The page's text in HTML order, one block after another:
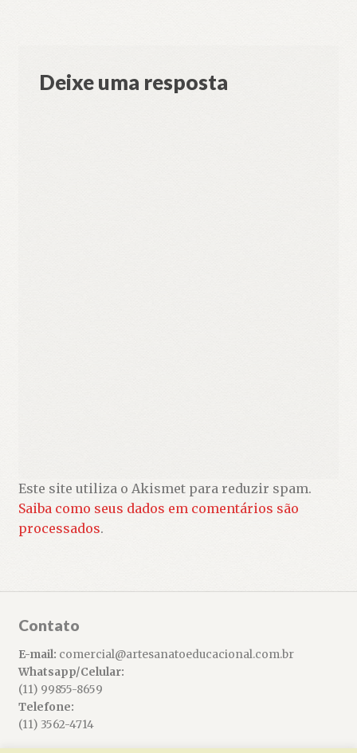
Deixe uma resposta
Este site utiliza o Akismet para reduzir spam.
Saiba como seus dados em comentários são
processados.
Contato
E-mail: comercial@artesanatoeducacional.com.br
Whatsapp/Celular:
(11) 99855-8659
Telefone:
(11) 3562-4714